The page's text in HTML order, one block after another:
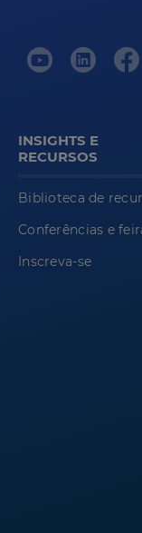
INSIGHTS E
RECURSOS
Biblioteca de
Conferências e
Inscreva-se